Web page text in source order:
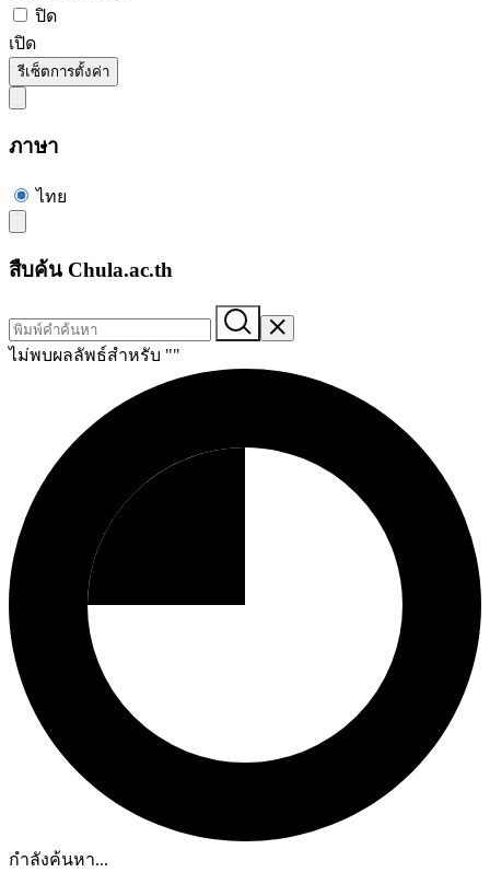
ปิด
เปิด
รีเซ็ตการตั้งค่า
ภาษา
ไทย
สืบค้น Chula.ac.th
ไม่พบผลลัพธ์สำหรับ ""
กำลังค้นหา...